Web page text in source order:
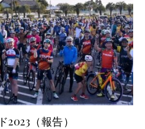
（報告）